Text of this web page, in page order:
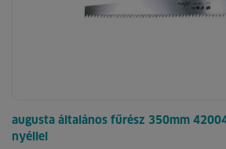
augusta általános fűrész 350mm
nyéllel